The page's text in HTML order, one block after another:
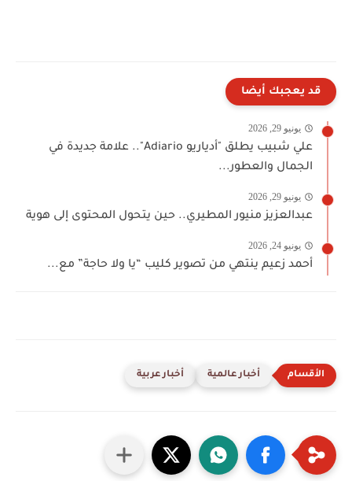
قد يعجبك أيضا
يونيو 29, 2026
علي شبيب يطلق "أدياريو Adiario".. علامة جديدة في
الجمال والعطور...
يونيو 29, 2026
عبدالعزيز منيور المطيري.. حين يتحول المحتوى إلى هوية
يونيو 24, 2026
أحمد زعيم ينتهي من تصوير كليب “يا ولا حاجة” مع...
أخبار عالمية أخبار عربية